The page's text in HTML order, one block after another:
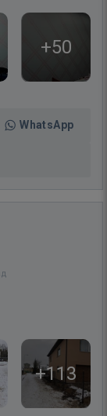
+50
WhatsApp
+113